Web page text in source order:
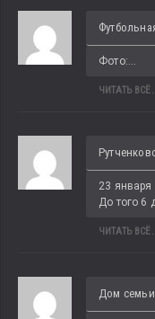
Фото:...
ЧИТАТЬ
23 января
До того 6
ЧИТАТЬ
Дом семьи